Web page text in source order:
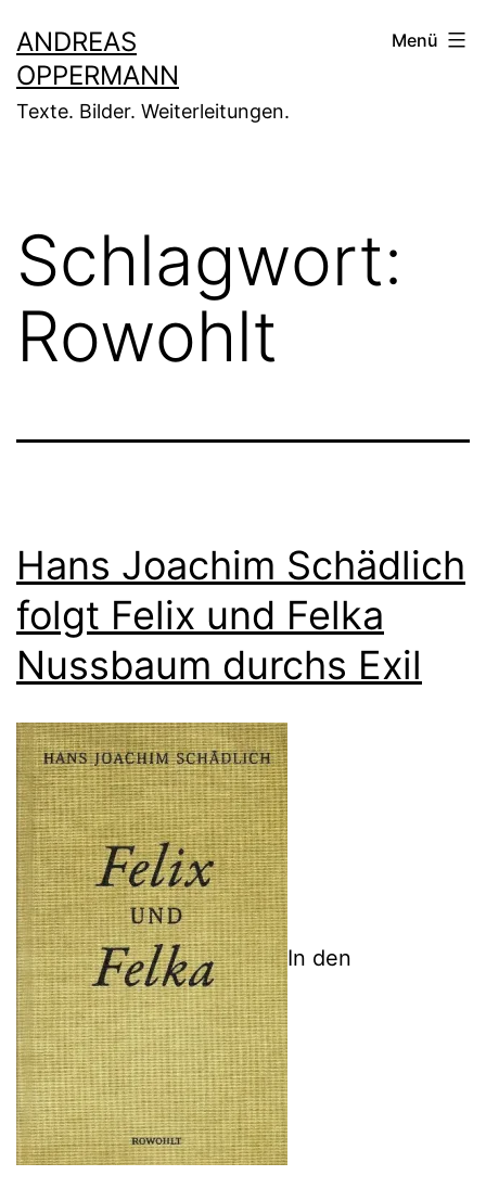
Inhalt
springen
ANDREAS
OPPERMANN
Texte. Bilder. Weiterleitungen.
Menü
Schlagwort:
Rowohlt
Hans Joachim Schädlich
folgt Felix und Felka
Nussbaum durchs Exil
In den